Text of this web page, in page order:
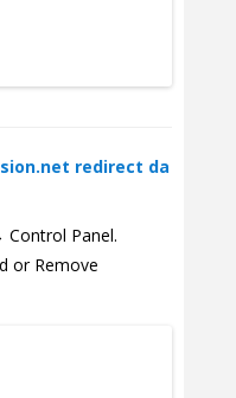
redirect da
Panel.
or Remove